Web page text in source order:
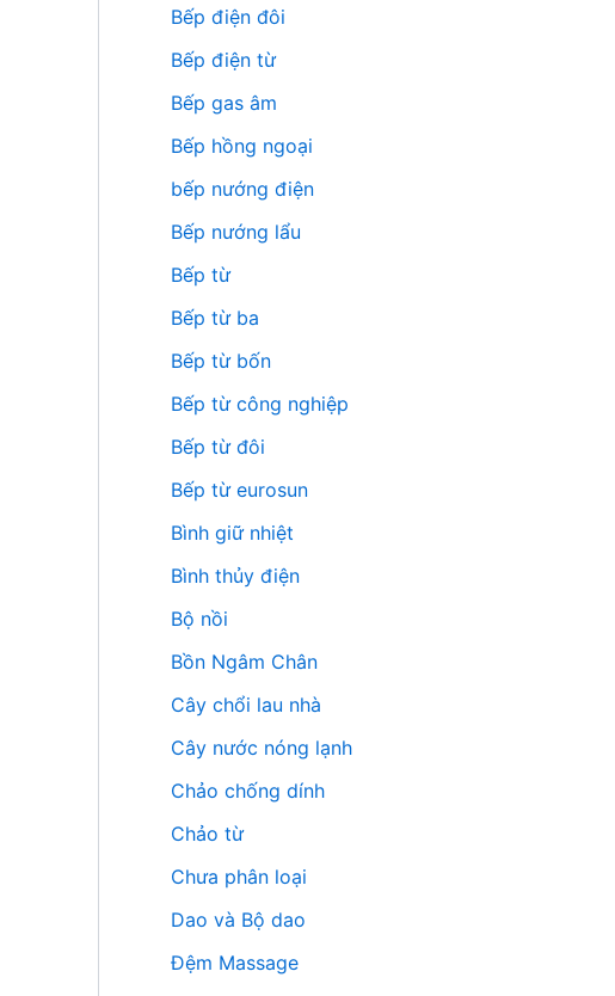
Bếp điện đôi
Bếp điện từ
Bếp gas âm
Bếp hồng ngoại
bếp nướng điện
Bếp nướng lẩu
Bếp từ
Bếp từ ba
Bếp từ bốn
Bếp từ công nghiệp
Bếp từ đôi
Bếp từ eurosun
Bình giữ nhiệt
Bình thủy điện
Bộ nồi
Bồn Ngâm Chân
Cây chổi lau nhà
Cây nước nóng lạnh
Chảo chống dính
Chảo từ
Chưa phân loại
Dao và Bộ dao
Đệm Massage